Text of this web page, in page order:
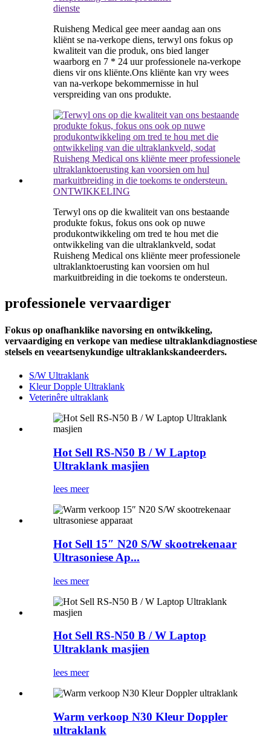
dienste
Ruisheng Medical gee meer aandag aan ons
kliënt se na-verkope diens, terwyl ons fokus op
kwaliteit van die produk, ons bied langer
waarborg en 7 * 24 uur professionele na-verkope
diens vir ons kliënte.Ons kliënte kan vry wees
van na-verkope bekommernisse in hul
verspreiding van ons produkte.
ONTWIKKELING
Terwyl ons op die kwaliteit van ons bestaande
produkte fokus, fokus ons ook op nuwe
produkontwikkeling om tred te hou met die
ontwikkeling van die ultraklankveld, sodat
Ruisheng Medical ons kliënte meer professionele
ultraklanktoerusting kan voorsien om hul
markuitbreiding in die toekoms te ondersteun.
professionele vervaardiger
Fokus op onafhanklike navorsing en ontwikkeling,
vervaardiging en verkope van mediese ultraklankdiagnostiese
stelsels en veeartsenykundige ultraklankskandeerders.
S/W Ultraklank
Kleur Dopple Ultraklank
Veterinêre ultraklank
Hot Sell RS-N50 ​​B / W Laptop
Ultraklank masjien
lees meer
Hot Sell 15″ N20 S/W skootrekenaar
Ultrasoniese Ap...
lees meer
Hot Sell RS-N50 ​​B / W Laptop
Ultraklank masjien
lees meer
Warm verkoop N30 Kleur Doppler
ultraklank